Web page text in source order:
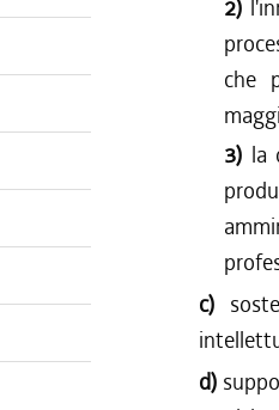
2)
che
3) la
c)
d)